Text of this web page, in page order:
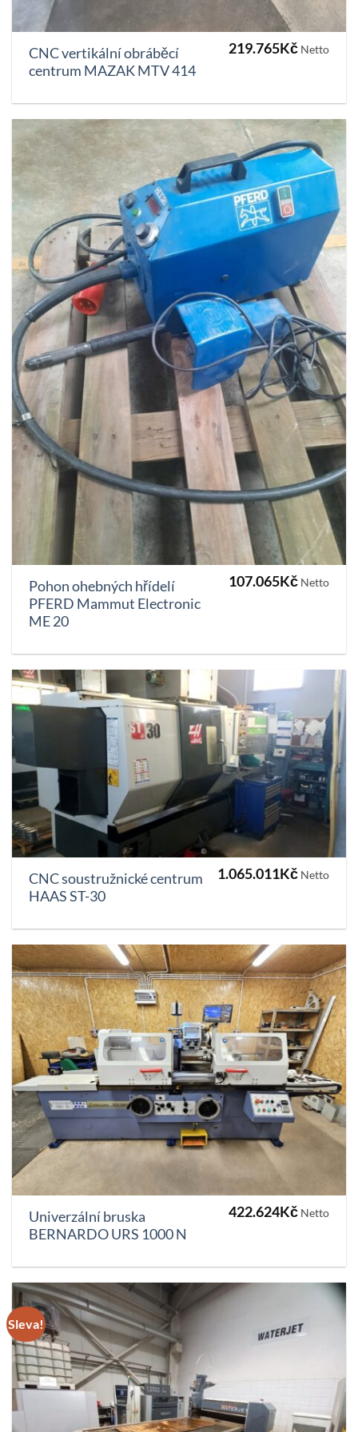
CNC vertikální obráběcí
centrum MAZAK MTV 414
219.765Kč Netto
Pohon ohebných hřídelí
PFERD Mammut Electronic
ME 20
107.065Kč Netto
CNC soustružnické centrum
HAAS ST-30
1.065.011Kč Netto
Univerzální bruska
BERNARDO URS 1000 N
422.624Kč Netto
Sleva!